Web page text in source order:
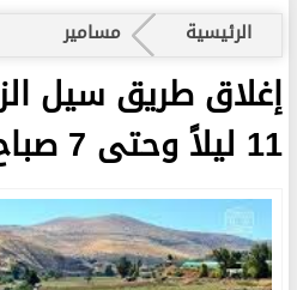
الرئيسية مسامير
إغلاق طريق سيل
11 ليلاً وحتى 7 صباح غد